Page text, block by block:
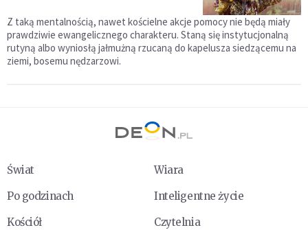
Z taką mentalnością, nawet kościelne akcje pomocy nie będą miały
prawdziwie ewangelicznego charakteru. Staną się instytucjonalną
rutyną albo wyniosłą jałmużną rzucaną do kapelusza siedzącemu na
ziemi, bosemu nędzarzowi.
Świat
Wiara
Po godzinach
Inteligentne życie
Kościół
Czytelnia